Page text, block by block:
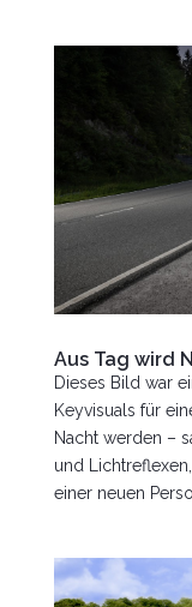
Aus Tag wird
Dieses Bild war
Keyvisuals für
Nacht werden –
und
einer neuen